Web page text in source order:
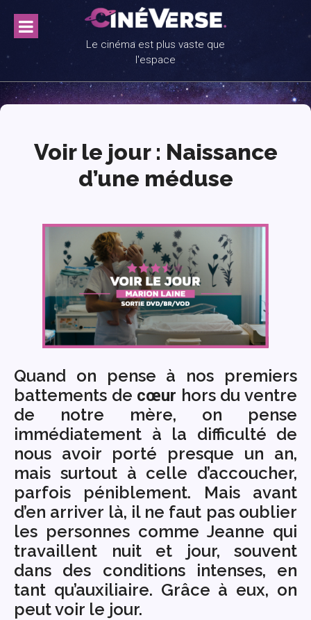
content
Le cinéma est plus vaste que
l'espace
Voir le jour : Naissance
d’une méduse
Quand on pense à nos premiers
battements de cœur hors du ventre
de notre mère, on pense
immédiatement à la difficulté de
nous avoir porté presque un an,
mais surtout à celle d’accoucher,
parfois péniblement. Mais avant
d’en arriver là, il ne faut pas oublier
les personnes comme Jeanne qui
travaillent nuit et jour, souvent
dans des conditions intenses, en
tant qu’auxiliaire. Grâce à eux, on
peut voir le jour.